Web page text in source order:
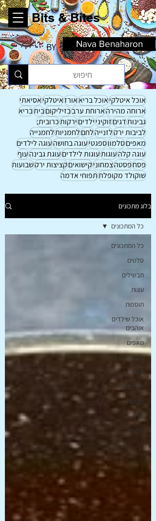
Bits & Bites
Nava Benaharon
BY
אוכל איטלקיאוכל בריאאורזאיטלקיאסיאתי
ארוחה מהירהארוחת ערבבזיליקוםביתבריא
גבינותדגיםזוקיניילדיםירקותכרובית;
לביבות ירקלזנייהלחםלחמניותלחמנייה
מאפיםסלמוןספגטיעוגה בחושהעוגה לילדים
עוגה קלהעוגותעוגות לילדיםעוגת גבינהעוף
פסחפסטהצמחוניקישואיםקציצות ירקשבועות
שוקולד מקופלתתפוחי אדמה
בלוג מתכונים
כל המתכונים
סלטים
תבשילים
עוגות
תוספות
אוכל שילדים
אוהבים
מאפים
אוכל בריא וקל
פסח
לא צמחוני!
שבועות
דגים
ירקות
כל המתכונים